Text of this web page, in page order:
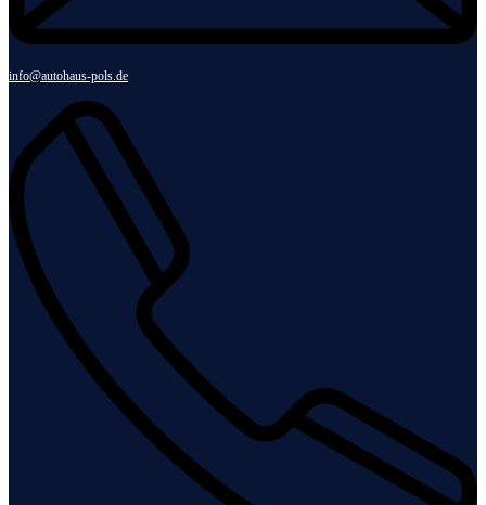
info@autohaus-pols.de